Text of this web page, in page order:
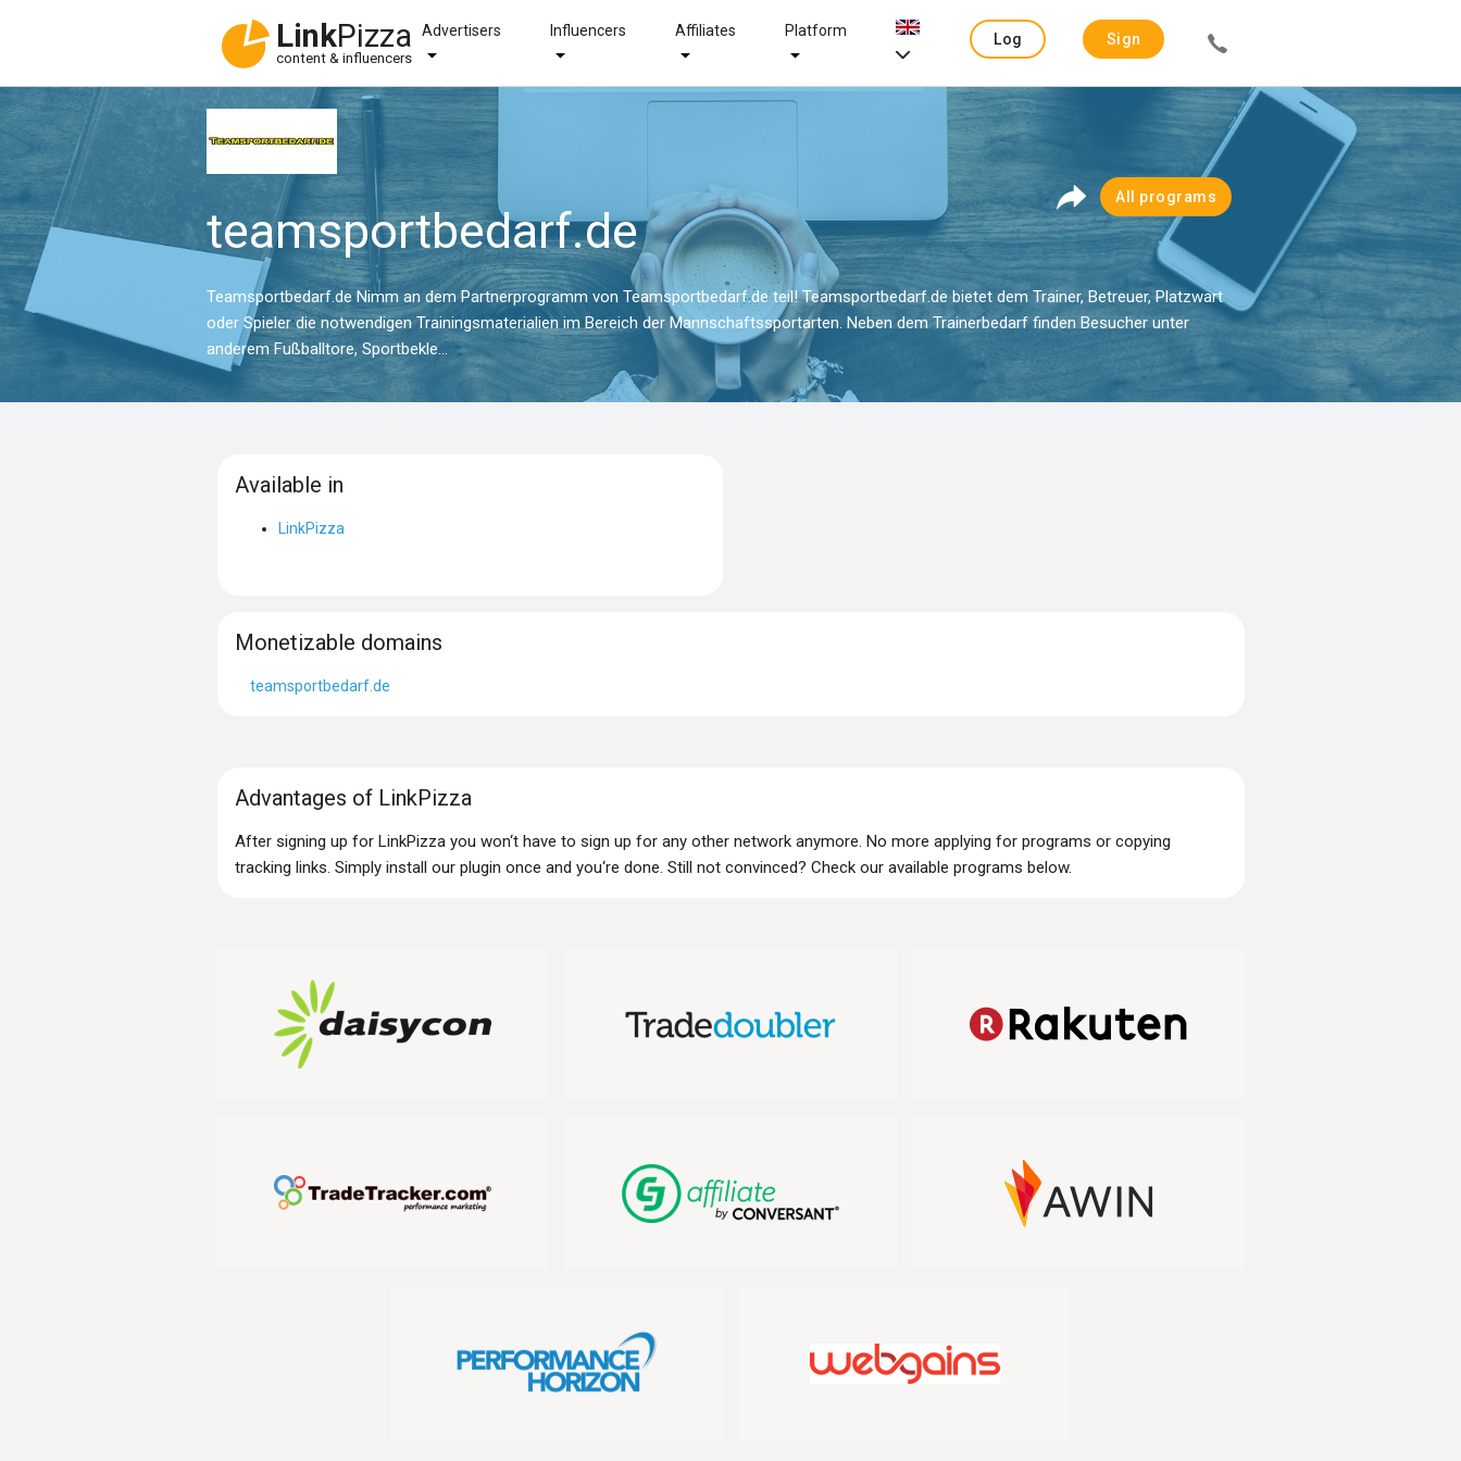
LinkPizza
content & influencers
Advertisers Influencers Affiliates Platform
Log
Sign
teamsportbedarf.de
All programs
Teamsportbedarf.de Nimm an dem Partnerprogramm von Teamsportbedarf.de teil! Teamsportbedarf.de bietet dem Trainer, Betreuer, Platzwart
oder Spieler die notwendigen Trainingsmaterialien im Bereich der Mannschaftssportarten. Neben dem Trainerbedarf finden Besucher unter
anderem Fußballtore, Sportbekle...
Available in
LinkPizza
Monetizable domains
teamsportbedarf.de
Advantages of LinkPizza
After signing up for LinkPizza you won‘t have to sign up for any other network anymore. No more applying for programs or copying
tracking links. Simply install our plugin once and you‘re done. Still not convinced? Check our available programs below.